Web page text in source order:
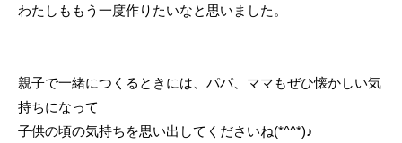
わたしももう一度作りたいなと思いました。
親子で一緒につくるときには、パパ、ママもぜひ懐かしい気
持ちになって
子供の頃の気持ちを思い出してくださいね(*^^*)♪